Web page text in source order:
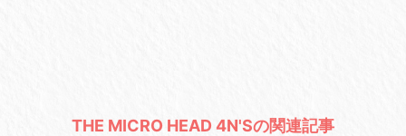
THE MICRO HEAD 4N'Sの関連記事